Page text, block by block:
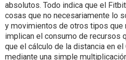
absolutos. Todo indica que el
cosas que no necesariamente lo
y movimientos de otros tipos que
implican el consumo de recursos
que el cálculo de la distancia en
mediante una simple